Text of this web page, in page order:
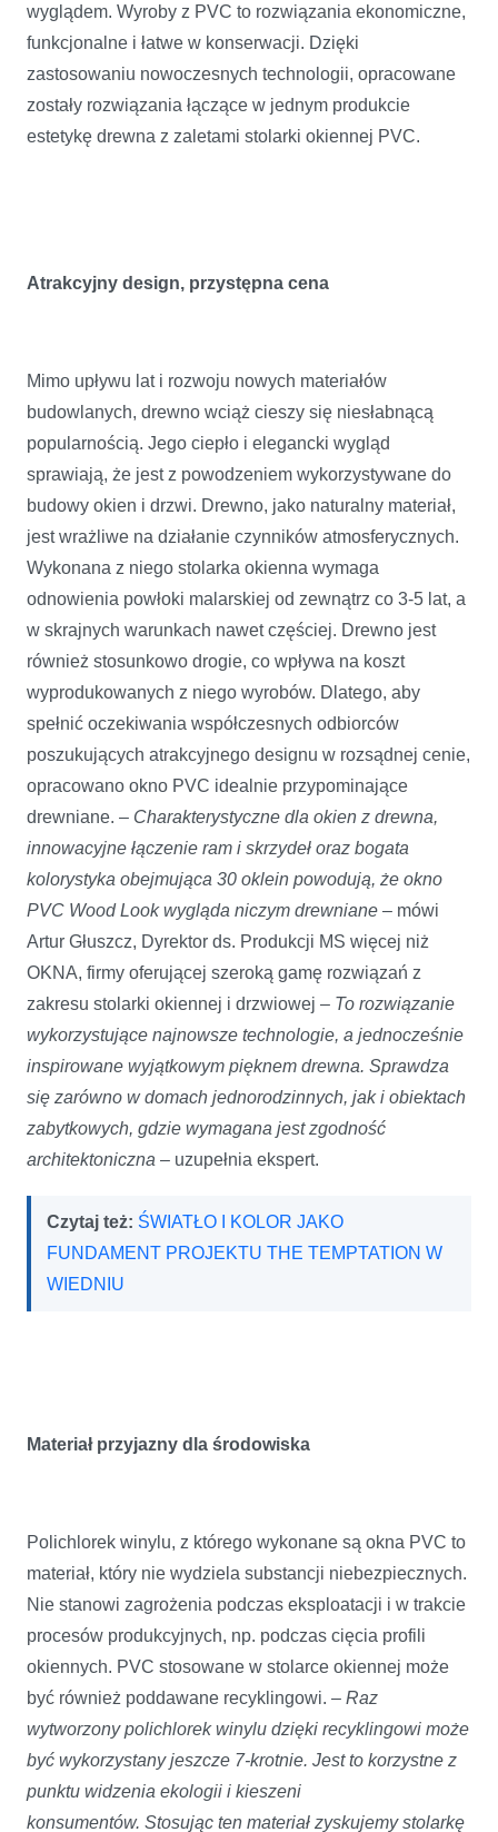
wyglądem. Wyroby z PVC to rozwiązania ekonomiczne,
funkcjonalne i łatwe w konserwacji. Dzięki
zastosowaniu nowoczesnych technologii, opracowane
zostały rozwiązania łączące w jednym produkcie
estetykę drewna z zaletami stolarki okiennej PVC.
Atrakcyjny design, przystępna cena
Mimo upływu lat i rozwoju nowych materiałów
budowlanych, drewno wciąż cieszy się niesłabnącą
popularnością. Jego ciepło i elegancki wygląd
sprawiają, że jest z powodzeniem wykorzystywane do
budowy okien i drzwi. Drewno, jako naturalny materiał,
jest wrażliwe na działanie czynników atmosferycznych.
Wykonana z niego stolarka okienna wymaga
odnowienia powłoki malarskiej od zewnątrz co 3-5 lat, a
w skrajnych warunkach nawet częściej. Drewno jest
również stosunkowo drogie, co wpływa na koszt
wyprodukowanych z niego wyrobów. Dlatego, aby
spełnić oczekiwania współczesnych odbiorców
poszukujących atrakcyjnego designu w rozsądnej cenie,
opracowano okno PVC idealnie przypominające
drewniane. – Charakterystyczne dla okien z drewna,
innowacyjne łączenie ram i skrzydeł oraz bogata
kolorystyka obejmująca 30 oklein powodują, że okno
PVC Wood Look wygląda niczym drewniane – mówi
Artur Głuszcz, Dyrektor ds. Produkcji MS więcej niż
OKNA, firmy oferującej szeroką gamę rozwiązań z
zakresu stolarki okiennej i drzwiowej – To rozwiązanie
wykorzystujące najnowsze technologie, a jednocześnie
inspirowane wyjątkowym pięknem drewna. Sprawdza
się zarówno w domach jednorodzinnych, jak i obiektach
zabytkowych, gdzie wymagana jest zgodność
architektoniczna – uzupełnia ekspert.
Czytaj też: ŚWIATŁO I KOLOR JAKO
FUNDAMENT PROJEKTU THE TEMPTATION W
WIEDNIU
Materiał przyjazny dla środowiska
Polichlorek winylu, z którego wykonane są okna PVC to
materiał, który nie wydziela substancji niebezpiecznych.
Nie stanowi zagrożenia podczas eksploatacji i w trakcie
procesów produkcyjnych, np. podczas cięcia profili
okiennych. PVC stosowane w stolarce okiennej może
być również poddawane recyklingowi. – Raz
wytworzony polichlorek winylu dzięki recyklingowi może
być wykorzystany jeszcze 7-krotnie. Jest to korzystne z
punktu widzenia ekologii i kieszeni
konsumentów. Stosując ten materiał zyskujemy stolarkę